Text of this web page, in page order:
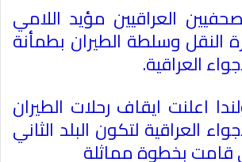
العراقيين مؤيد اللامي
النقل وسلطة الطيران بطمأنة
العراقية.
اعلنت ايقاف رحلات الطيران
العراقية لتكون البلد الثاني
قامت بخطوة مماثلة